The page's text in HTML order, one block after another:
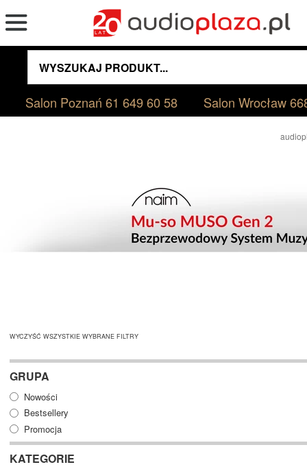
Salon Poznań61 649 60 58 Salon Wrocław
WYCZYŚĆ WSZYSTKIE WYBRANE FILTRY
GRUPA
Nowości
Bestsellery
Promocja
KATEGORIE